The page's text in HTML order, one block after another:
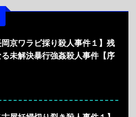
岡京ワラビ採り殺人事件１】残
る未解決暴行強姦殺人事件【序